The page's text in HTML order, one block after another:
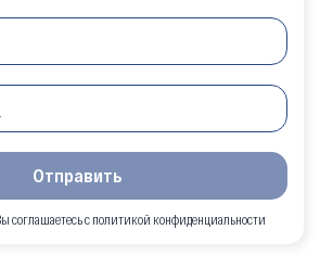
Отправить
соглашаетесь с политикой конфиденциальности